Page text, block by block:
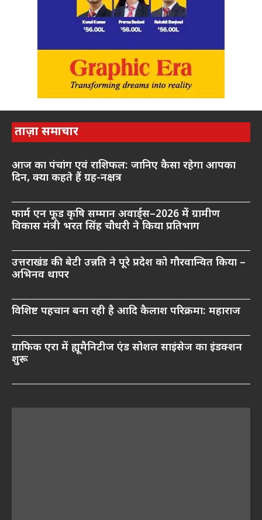
ताज़ा समाचार
आज का पंचांग एवं राशिफल: जानिए कैसा रहेगा आपका
दिन, क्या कहते हैं ग्रह-नक्षत्र
फार्म एन फूड कृषि सम्मान अवार्ड्स–2026 में ग्रामीण
विकास मंत्री भरत सिंह चौधरी ने किया प्रतिभाग
उत्तराखंड की बेटी उन्नति ने पूरे प्रदेश को गौरवान्वित किया –
अभिनव थापर
विशिष्ट पहचान बना रही है आदि कैलाश परिक्रमा: महाराज
ग्राफिक एरा में ह्यूमैनिटीज एंड सोशल साइंसेज का इंडक्शन
शुरू